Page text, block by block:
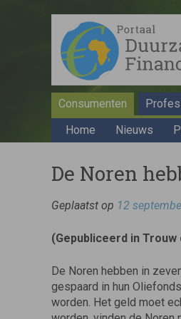
Consumenten
Home
Nieuws
De Noren
Geplaatst op 12
(Gepubliceerd in
De Noren hebben in
gespaard in hun
worden. Het geld moet